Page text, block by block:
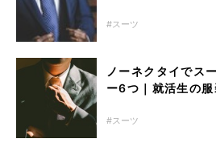
スーツ
ノーネクタイでス
ー6つ｜就活生の服
スーツ